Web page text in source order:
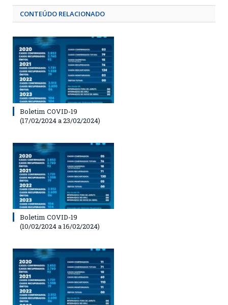
CONTEÚDO RELACIONADO
Boletim COVID-19
(17/02/2024 a 23/02/2024)
Boletim COVID-19
(10/02/2024 a 16/02/2024)